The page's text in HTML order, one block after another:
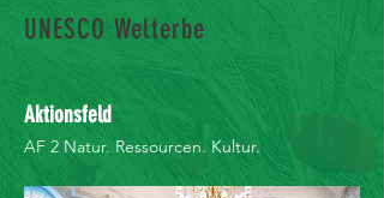
UNESCO Welterbe
Aktionsfeld
AF 2 Natur. Ressourcen. Kultur.